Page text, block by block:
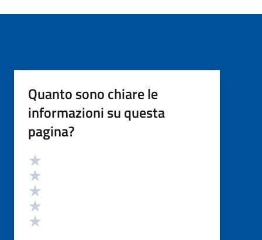
Quanto sono chiare le
informazioni su questa
pagina?
Valutazione